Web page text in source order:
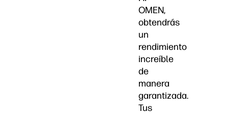
OMEN,
obtendrás
un
rendimiento
increíble
de
manera
garantizada.
Tus